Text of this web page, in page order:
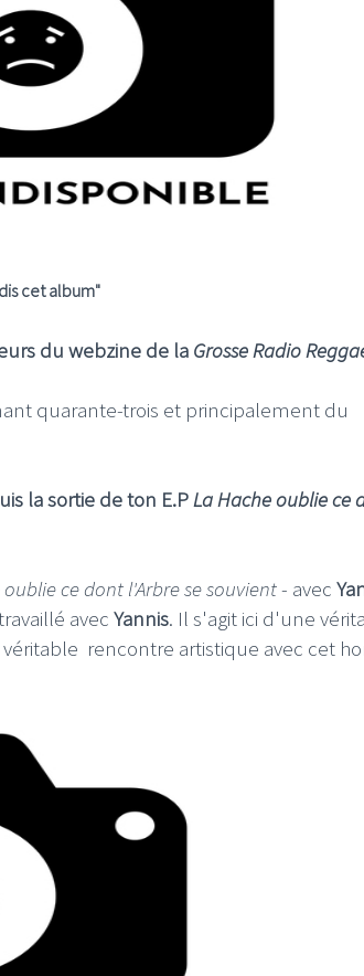
cet album"
du webzine de la Grosse Radio
quarante-trois et principalement du
la sortie de ton E.PLa Hache oublie ce
ce dont l'Arbre se souvient- avec
avec Yannis. Il s'agit ici d'une
rencontre artistique avec cet
!!!
LE GROS RIFFIFI –
The Covers !!!